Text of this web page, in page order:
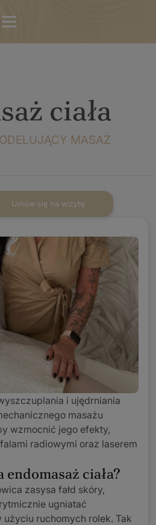
ciała
MASAŻ
Umów się na wizytę
i ujędrniania
masażu
wzmocnić jego efekty,
radiowymi oraz laserem
ciała?
zasysa fałd skóry,
ugniatać
ruchomych rolek. Tak